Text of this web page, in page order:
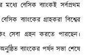
মধ্যে বেসিক ব্যাংকই সর্বপ্রথম
ব্যাংকের গ্রাহকরা বিশ্বের
সেবা গ্রহন করতে পারছেন।
ব্যাংকের পর্ষদ সভা শেষে